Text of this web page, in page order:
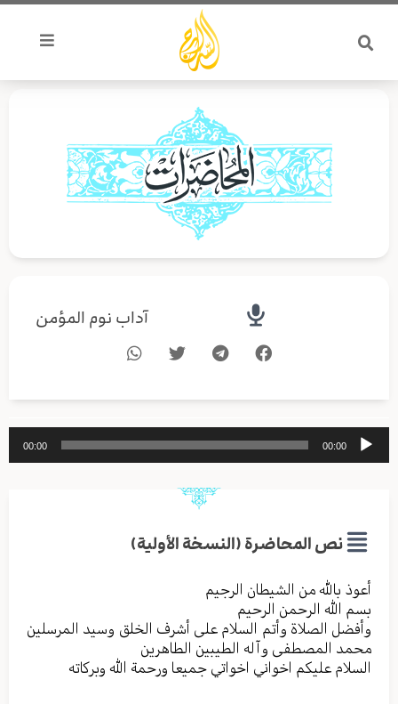
تخطي
المحتوى
آداب نوم المؤمن
مشغل
الصوت
00:00
00:00
نص المحاضرة (النسخة الأولية)
أعوذ بالله من الشیطان الرجیم
بسم الله الرحمن الرحیم
وأفضل الصلاة وأتم السلام علی أشرف الخلق وسید المرسلین
محمد المصطفی وآله الطیبین الطاهرین
السلام علیکم اخواني اخواتي جمیعا ورحمة الله وبرکاته